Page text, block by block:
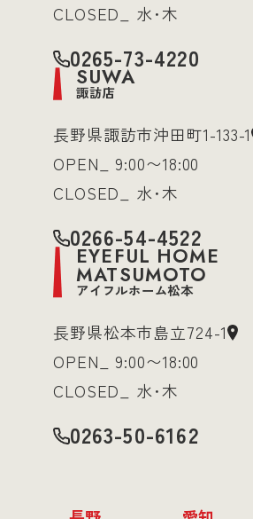
CLOSED_ 水･木
0265-73-4220
SUWA
諏訪店
長野県諏訪市沖田町1-133-1
OPEN_ 9:00〜18:00
CLOSED_ 水･木
0266-54-4522
EYEFUL HOME
MATSUMOTO
アイフルホーム松本
長野県松本市島立724-1
OPEN_ 9:00〜18:00
CLOSED_ 水･木
0263-50-6162